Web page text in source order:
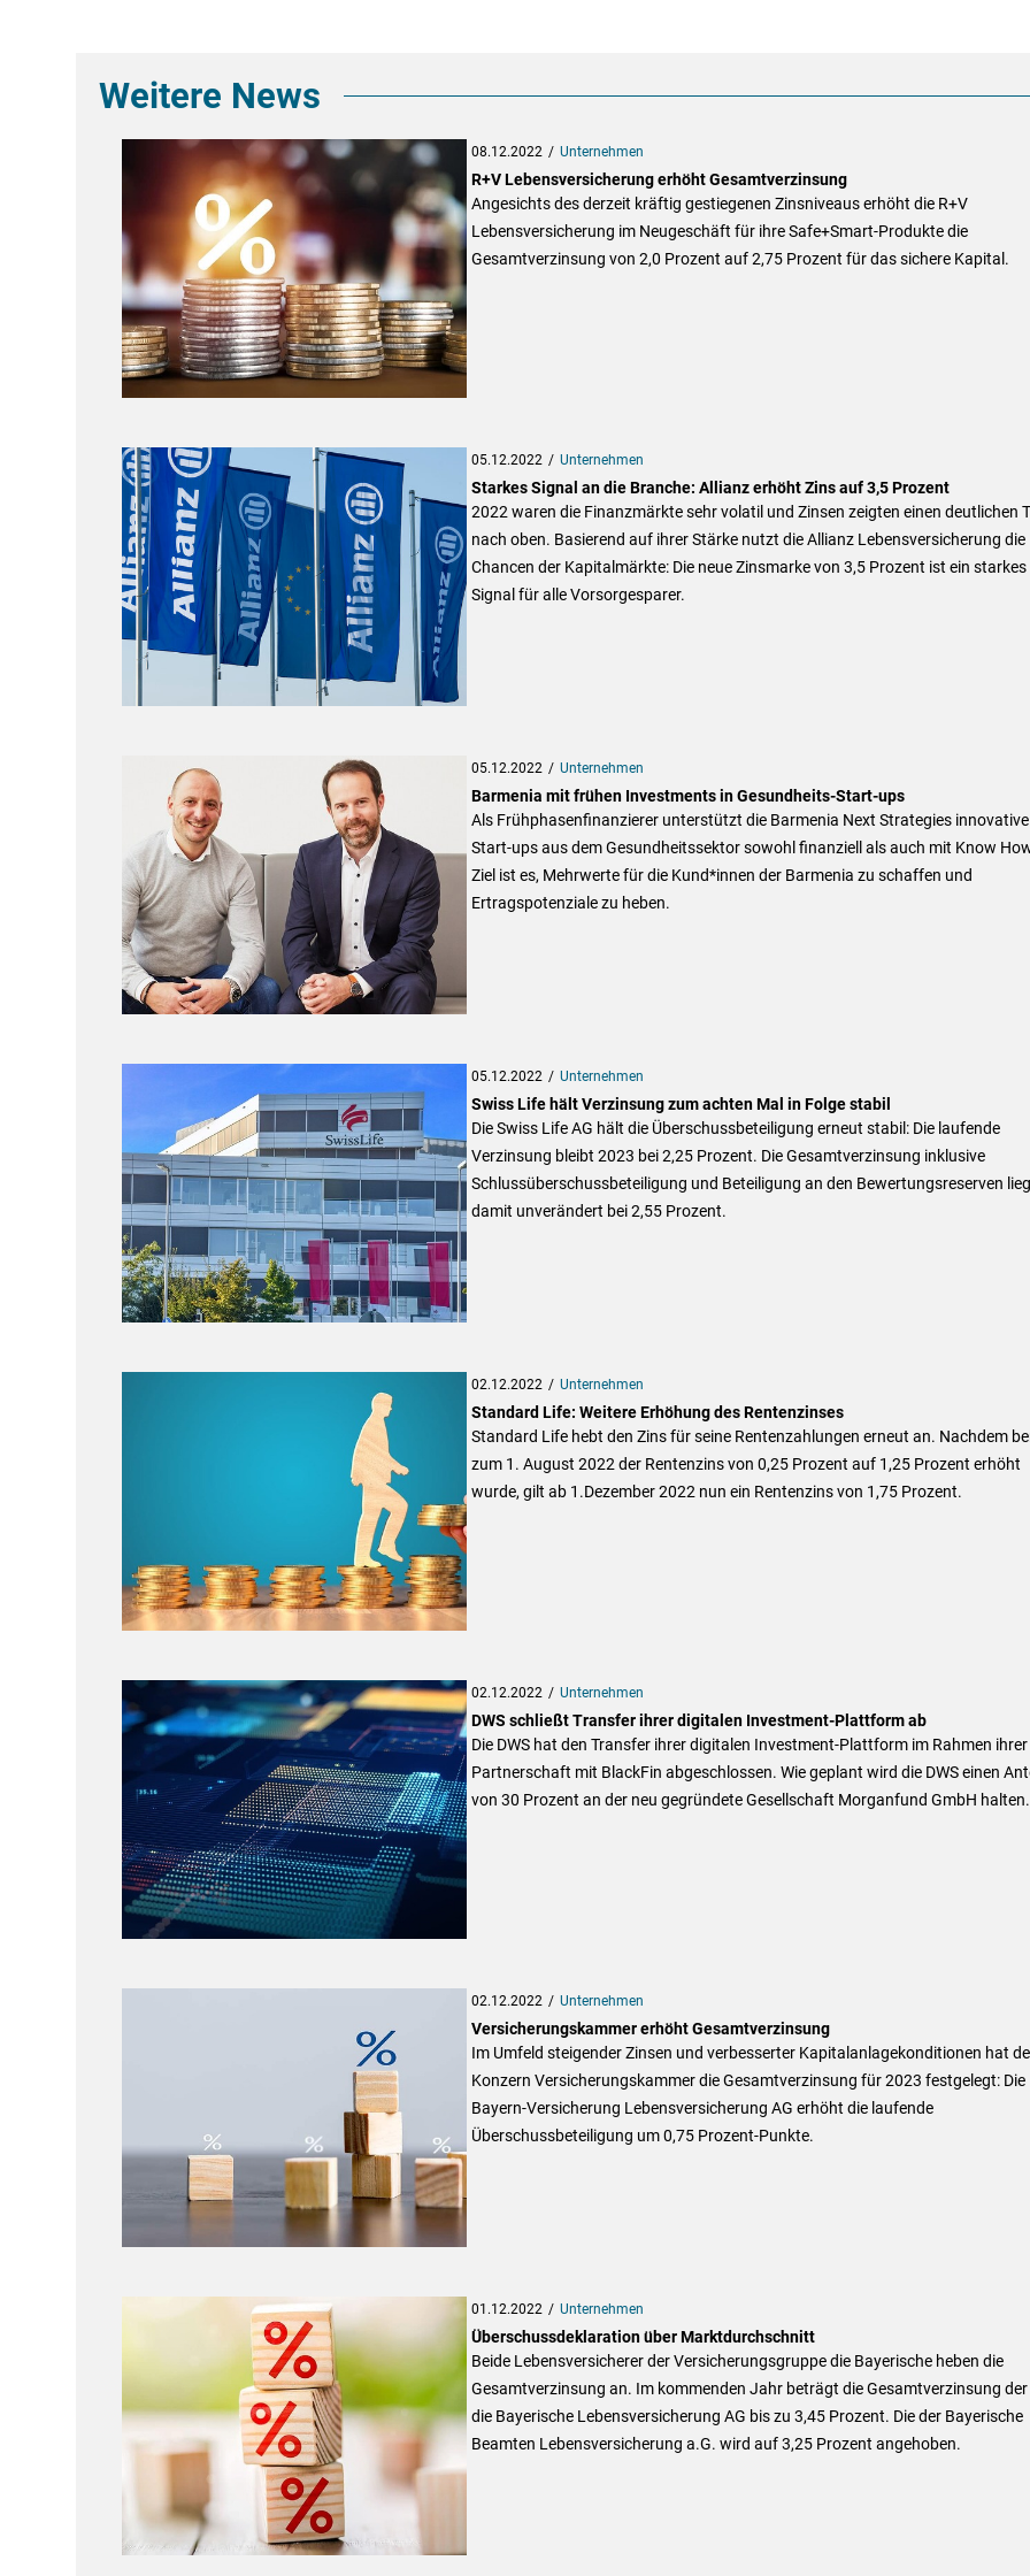
Weitere News
08.12.2022 Unternehmen
R+V Lebensversicherung erhöht Gesamtverzinsung
Angesichts des derzeit kräftig gestiegenen Zinsniveaus erhöht die R+V
Lebensversicherung im Neugeschäft für ihre Safe+Smart-Produkte die
Gesamtverzinsung von 2,0 Prozent auf 2,75 Prozent für das sichere Kapital.
05.12.2022 Unternehmen
Starkes Signal an die Branche: Allianz erhöht Zins auf 3,5 Prozent
2022 waren die Finanzmärkte sehr volatil und Zinsen zeigten einen deutlichen
nach oben. Basierend auf ihrer Stärke nutzt die Allianz Lebensversicherung die
Chancen der Kapitalmärkte: Die neue Zinsmarke von 3,5 Prozent ist ein starkes
Signal für alle Vorsorgesparer.
05.12.2022 Unternehmen
Barmenia mit frühen Investments in Gesundheits-Start-ups
Als Frühphasenfinanzierer unterstützt die Barmenia Next Strategies innovative
Start-ups aus dem Gesundheitssektor sowohl finanziell als auch mit Know
Ziel ist es, Mehrwerte für die Kund*innen der Barmenia zu schaffen und
Ertragspotenziale zu heben.
05.12.2022 Unternehmen
Swiss Life hält Verzinsung zum achten Mal in Folge stabil
Die Swiss Life AG hält die Überschussbeteiligung erneut stabil: Die laufende
Verzinsung bleibt 2023 bei 2,25 Prozent. Die Gesamtverzinsung inklusive
Schlussüberschussbeteiligung und Beteiligung an den Bewertungsreserven
damit unverändert bei 2,55 Prozent.
02.12.2022 Unternehmen
Standard Life: Weitere Erhöhung des Rentenzinses
Standard Life hebt den Zins für seine Rentenzahlungen erneut an. Nachdem
zum 1. August 2022 der Rentenzins von 0,25 Prozent auf 1,25 Prozent erhöht
wurde, gilt ab 1.Dezember 2022 nun ein Rentenzins von 1,75 Prozent.
02.12.2022 Unternehmen
DWS schließt Transfer ihrer digitalen Investment-Plattform ab
Die DWS hat den Transfer ihrer digitalen Investment-Plattform im Rahmen ihrer
Partnerschaft mit BlackFin abgeschlossen. Wie geplant wird die DWS einen
von 30 Prozent an der neu gegründete Gesellschaft Morganfund GmbH halten.
02.12.2022 Unternehmen
Versicherungskammer erhöht Gesamtverzinsung
Im Umfeld steigender Zinsen und verbesserter Kapitalanlagekonditionen hat
Konzern Versicherungskammer die Gesamtverzinsung für 2023 festgelegt: Die
Bayern-Versicherung Lebensversicherung AG erhöht die laufende
Überschussbeteiligung um 0,75 Prozent-Punkte.
01.12.2022 Unternehmen
Überschussdeklaration über Marktdurchschnitt
Beide Lebensversicherer der Versicherungsgruppe die Bayerische heben die
Gesamtverzinsung an. Im kommenden Jahr beträgt die Gesamtverzinsung der
die Bayerische Lebensversicherung AG bis zu 3,45 Prozent. Die der Bayerische
Beamten Lebensversicherung a.G. wird auf 3,25 Prozent angehoben.